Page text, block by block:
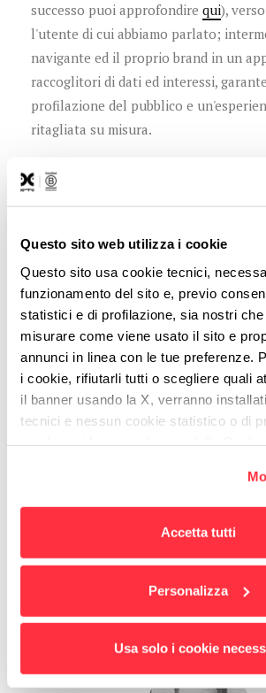
Questo sito web utilizza i cookie
Questo sito usa cookie tecnici,
funzionamento del sito e, previo
statistici e di profilazione, sia nostri
misurare come viene usato il sito e
annunci in linea con le tue preferenze.
i cookie, rifiutarli tutti o scegliere quali
il banner usando la X, verranno
tecnici e nessun cookie statistico o di
Accetta tutti
Personalizza
Usa solo i cookie
successo puoi approfondire qui),
l'utente di cui abbiamo parlato;
navigante ed il proprio brand in un
raccoglitori di dati ed interessi,
profilazione del pubblico e
ritagliata su misura.
Rinnovare la propria presenza
nuove tecnologie: un vantaggio
importante, con la prospettiva di
Insomma, alla domanda scomoda
davvero il mio sito web?"la risposta è:
possibile"
Vuoi saperne di più su chatbot e
Puoi scaricare gratuitamente il
Prosegui la discussione su